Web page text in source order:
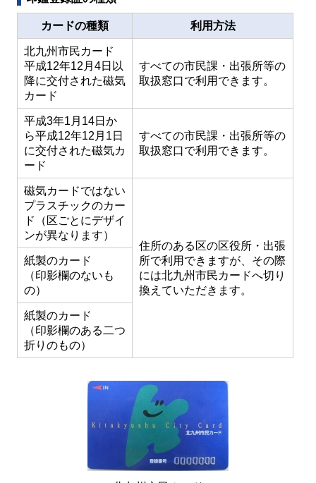
カードの種類 利用方法
北九州市民カード
平成12年12月4日以
降に交付された磁気
カード
すべての市民課・出張所等の
取扱窓口で利用できます。
平成3年1月14日か
ら平成12年12月1日
に交付された磁気カ
ード
すべての市民課・出張所等の
取扱窓口で利用できます。
磁気カードではない
プラスチックのカー
ド（区ごとにデザイ
ンが異なります）
住所のある区の区役所・出張
所で利用できますが、その際
には北九州市民カードへ切り
換えていただきます。
紙製のカード
（印影欄のないも
の）
紙製のカード
（印影欄のある二つ
折りのもの）